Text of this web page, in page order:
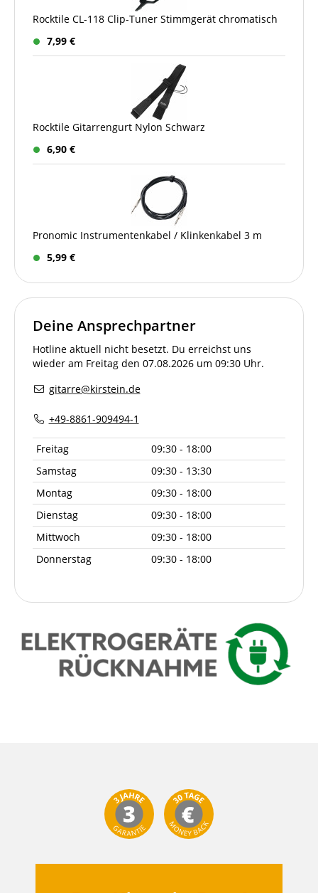
Rocktile CL-118 Clip-Tuner Stimmgerät chromatisch
7,99 €
Rocktile Gitarrengurt Nylon Schwarz
6,90 €
Pronomic Instrumentenkabel / Klinkenkabel 3 m
5,99 €
Deine Ansprechpartner
Hotline aktuell nicht besetzt. Du erreichst uns
wieder am Freitag den 07.08.2026 um 09:30 Uhr.
gitarre@kirstein.de
+49-8861-909494-1
Freitag
09:30 - 18:00
Samstag
09:30 - 13:30
Montag
09:30 - 18:00
Dienstag
09:30 - 18:00
Mittwoch
09:30 - 18:00
Donnerstag
09:30 - 18:00